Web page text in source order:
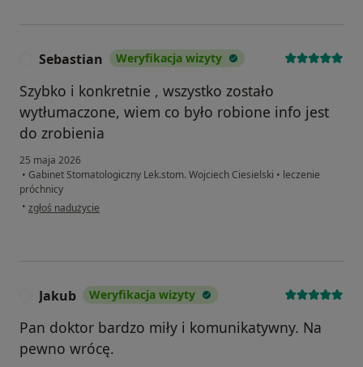
Sebastian Weryfikacja wizyty
Szybko i konkretnie , wszystko zostało
wytłumaczone, wiem co było robione info jest
do zrobienia
25 maja 2026
• Gabinet Stomatologiczny Lek.stom. Wojciech Ciesielski • leczenie
próchnicy
• w opinii użytkownika Sebastian
zgłoś nadużycie
Jakub Weryfikacja wizyty
Pan doktor bardzo miły i komunikatywny. Na
pewno wrócę.